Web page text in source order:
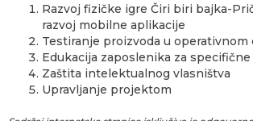
Razvoj fizičke igre Čiri biri bajka-
razvoj mobilne aplikacije
Testiranje proizvoda u operativnom
Edukacija zaposlenika za
Zaštita intelektualnog vlasništva
Upravljanje projektom